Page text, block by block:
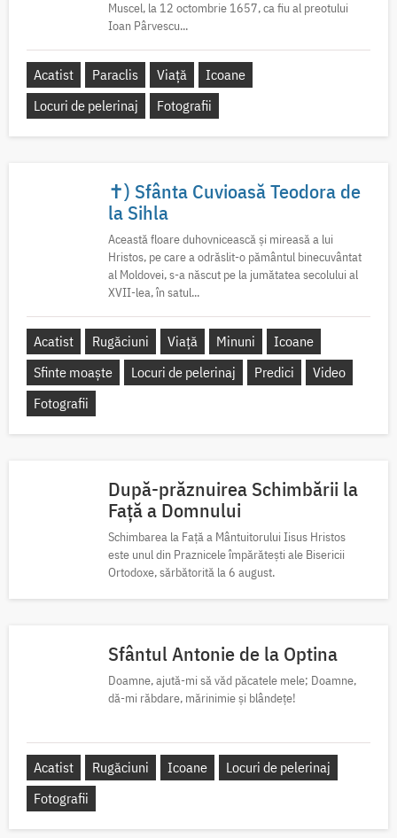
Muscel, la 12 octombrie 1657, ca fiu al preotului
Ioan Pârvescu...
Acatist Paraclis Viață
Icoane
Locuri de pelerinaj
Fotografii
✝) Sfânta Cuvioasă Teodora de
la Sihla
Această floare duhovnicească și mireasă a lui
Hristos, pe care a odrăslit-o pământul binecuvântat
al Moldovei, s-a născut pe la jumătatea secolului al
XVII-lea, în satul...
Acatist Rugăciuni Viață Minuni
Icoane
Sfinte moaște
Locuri de pelerinaj Predici
Video
Fotografii
După-prăznuirea Schimbării la
Față a Domnului
Schimbarea la Față a Mântuitorului Iisus Hristos
este unul din Praznicele împărătești ale Bisericii
Ortodoxe, sărbătorită la 6 august.
Sfântul Antonie de la Optina
Doamne, ajută-mi să văd păcatele mele; Doamne,
dă-mi răbdare, mărinimie şi blândeţe!
Acatist Rugăciuni Icoane
Locuri de pelerinaj
Fotografii